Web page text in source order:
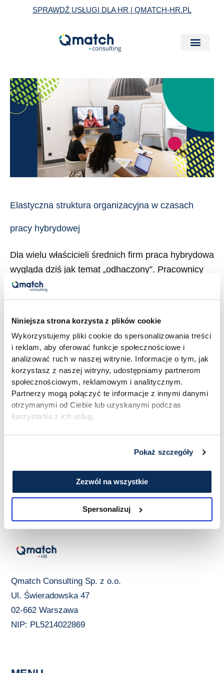
Niniejsza strona korzysta z plików cookie
Wykorzystujemy pliki cookie do spersonalizowania treści
i reklam, aby oferować funkcje społecznościowe i
analizować ruch w naszej witrynie. Informacje o tym, jak
korzystasz z naszej witryny, udostępniamy partnerom
społecznościowym, reklamowym i analitycznym.
Partnerzy mogą połączyć te informacje z innymi danymi
otrzymanymi od Ciebie lub uzyskanymi podczas
korzystania z ich usług.
Pokaż szczegóły
Zezwól na wszystkie
Spersonalizuj
SPRAWDŹ USŁUGI DLA HR | QMATCH-HR.PL
Elastyczna struktura organizacyjna w czasach
pracy hybrydowej
Dla wielu właścicieli średnich firm praca hybrydowa
wygląda dziś jak temat „odhaczony”. Pracownicy
mają 2 dni w biurze, 3 z domu, regulamin został
podpisany, IT dostarczyło laptopy. Tylko że po
czego się nie spodziewało: spadek efektywności
zespołowej przy rosnącej aktywności
indywidualnej, dłuższe decyzje, więcej spotkań,
mniej dowiezionych […]
Elastyczna
struktura
organizacyjna
czasach
hybrydowej
Read More »
Qmatch Consulting Sp. z o.o.
Ul. Świeradowska 47
02-662 Warszawa
NIP: PL5214022869